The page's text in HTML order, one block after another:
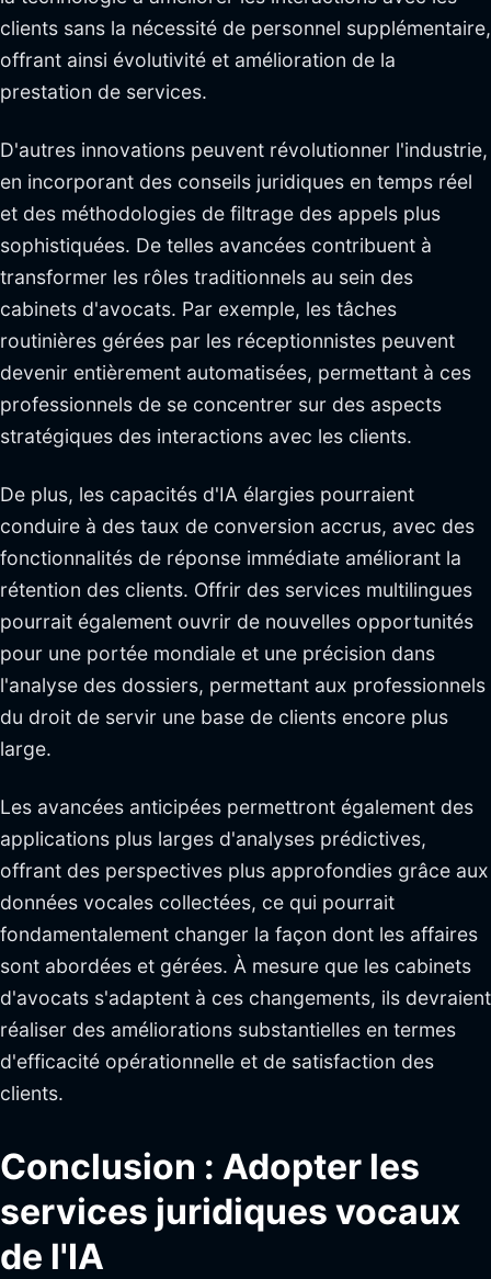
clients sans la nécessité de personnel supplémentaire,
offrant ainsi évolutivité et amélioration de la
prestation de services.
D'autres innovations peuvent révolutionner l'industrie,
en incorporant des conseils juridiques en temps réel
et des méthodologies de filtrage des appels plus
sophistiquées. De telles avancées contribuent à
transformer les rôles traditionnels au sein des
cabinets d'avocats. Par exemple, les tâches
routinières gérées par les réceptionnistes peuvent
devenir entièrement automatisées, permettant à ces
professionnels de se concentrer sur des aspects
stratégiques des interactions avec les clients.
De plus, les capacités d'IA élargies pourraient
conduire à des taux de conversion accrus, avec des
fonctionnalités de réponse immédiate améliorant la
rétention des clients. Offrir des services multilingues
pourrait également ouvrir de nouvelles opportunités
pour une portée mondiale et une précision dans
l'analyse des dossiers, permettant aux professionnels
du droit de servir une base de clients encore plus
large.
Les avancées anticipées permettront également des
applications plus larges d'analyses prédictives,
offrant des perspectives plus approfondies grâce aux
données vocales collectées, ce qui pourrait
fondamentalement changer la façon dont les affaires
sont abordées et gérées. À mesure que les cabinets
d'avocats s'adaptent à ces changements, ils devraient
réaliser des améliorations substantielles en termes
d'efficacité opérationnelle et de satisfaction des
clients.
Conclusion : Adopter les
services juridiques vocaux
de l'IA